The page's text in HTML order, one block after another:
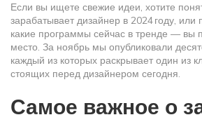
Если вы ищете свежие идеи, хотите
зарабатывает дизайнер в 2024 году, или
какие программы сейчас в тренде — вы
место. За ноябрь мы опубликовали
каждый из которых раскрывает один из
стоящих перед дизайнером сегодня.
Самое важное о